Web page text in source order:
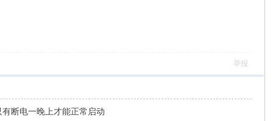
举报
断电一晚上才能正常启动